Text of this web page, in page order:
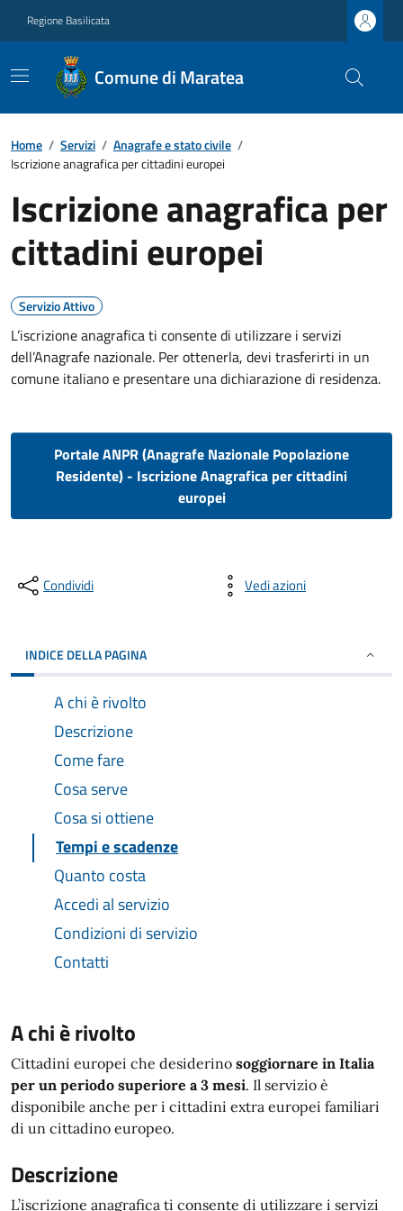
Regione Basilicata
Comune di Maratea
Home / Servizi / Anagrafe e stato civile /
Iscrizione anagrafica per cittadini europei
Iscrizione anagrafica per
cittadini europei
Servizio Attivo
L’iscrizione anagrafica ti consente di utilizzare i servizi
dell’Anagrafe nazionale. Per ottenerla, devi trasferirti in un
comune italiano e presentare una dichiarazione di residenza.
Portale ANPR (Anagrafe Nazionale Popolazione
Residente) - Iscrizione Anagrafica per cittadini
europei
Condividi Vedi azioni
INDICE DELLA PAGINA
A chi è rivolto
Descrizione
Come fare
Cosa serve
Cosa si ottiene
Tempi e scadenze
Quanto costa
Accedi al servizio
Condizioni di servizio
Contatti
A chi è rivolto
Cittadini europei che desiderino soggiornare in Italia
per un periodo superiore a 3 mesi. Il servizio è
disponibile anche per i cittadini extra europei familiari
di un cittadino europeo.
Descrizione
L’iscrizione anagrafica ti consente di utilizzare i servizi